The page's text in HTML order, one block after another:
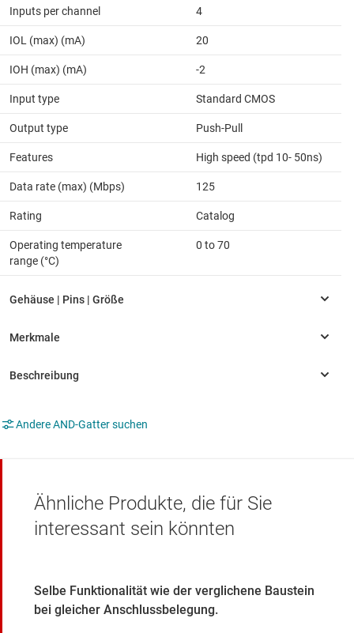
Inputs per channel 4
IOL (max) (mA) 20
IOH (max) (mA) -2
Input type Standard CMOS
Output type Push-Pull
Features High speed (tpd 10- 50ns)
Data rate (max) (Mbps) 125
Rating Catalog
Operating temperature
range (°C)
0 to 70
Andere AND-Gatter suchen
Ähnliche Produkte, die für Sie
interessant sein könnten
Selbe Funktionalität wie der verglichene Baustein
bei gleicher Anschlussbelegung.